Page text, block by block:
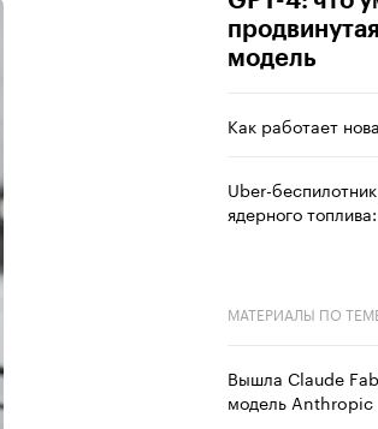
модель
Как работает
Uber-
ядерного
МАТЕРИАЛЫ ПО
Вышла Claude
модель Anthropic